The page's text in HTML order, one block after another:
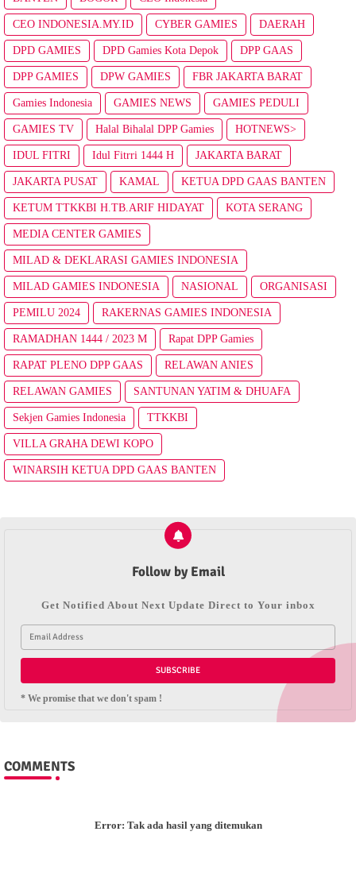
CEO INDONESIA.MY.ID CYBER GAMIES DAERAH
DPD GAMIES DPD Gamies Kota Depok DPP GAAS
DPP GAMIES DPW GAMIES FBR JAKARTA BARAT
Gamies Indonesia GAMIES NEWS GAMIES PEDULI
GAMIES TV Halal Bihalal DPP Gamies HOTNEWS>
IDUL FITRI Idul Fitrri 1444 H JAKARTA BARAT
JAKARTA PUSAT KAMAL KETUA DPD GAAS BANTEN
KETUM TTKKBI H.TB.ARIF HIDAYAT KOTA SERANG
MEDIA CENTER GAMIES
MILAD & DEKLARASI GAMIES INDONESIA
MILAD GAMIES INDONESIA NASIONAL ORGANISASI
PEMILU 2024 RAKERNAS GAMIES INDONESIA
RAMADHAN 1444 / 2023 M Rapat DPP Gamies
RAPAT PLENO DPP GAAS RELAWAN ANIES
RELAWAN GAMIES SANTUNAN YATIM & DHUAFA
Sekjen Gamies Indonesia TTKKBI
VILLA GRAHA DEWI KOPO
WINARSIH KETUA DPD GAAS BANTEN
Follow by Email
Get Notified About Next Update Direct to Your inbox
* We promise that we don't spam !
COMMENTS
Error: Tak ada hasil yang ditemukan